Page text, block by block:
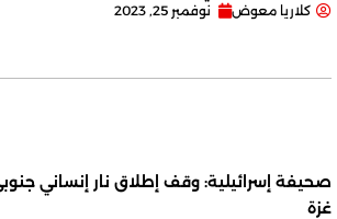
كلاريا معوض نوفمبر 25, 2023
صحيفة إسرائيلية: وقف إطلاق نار إنساني
غزة